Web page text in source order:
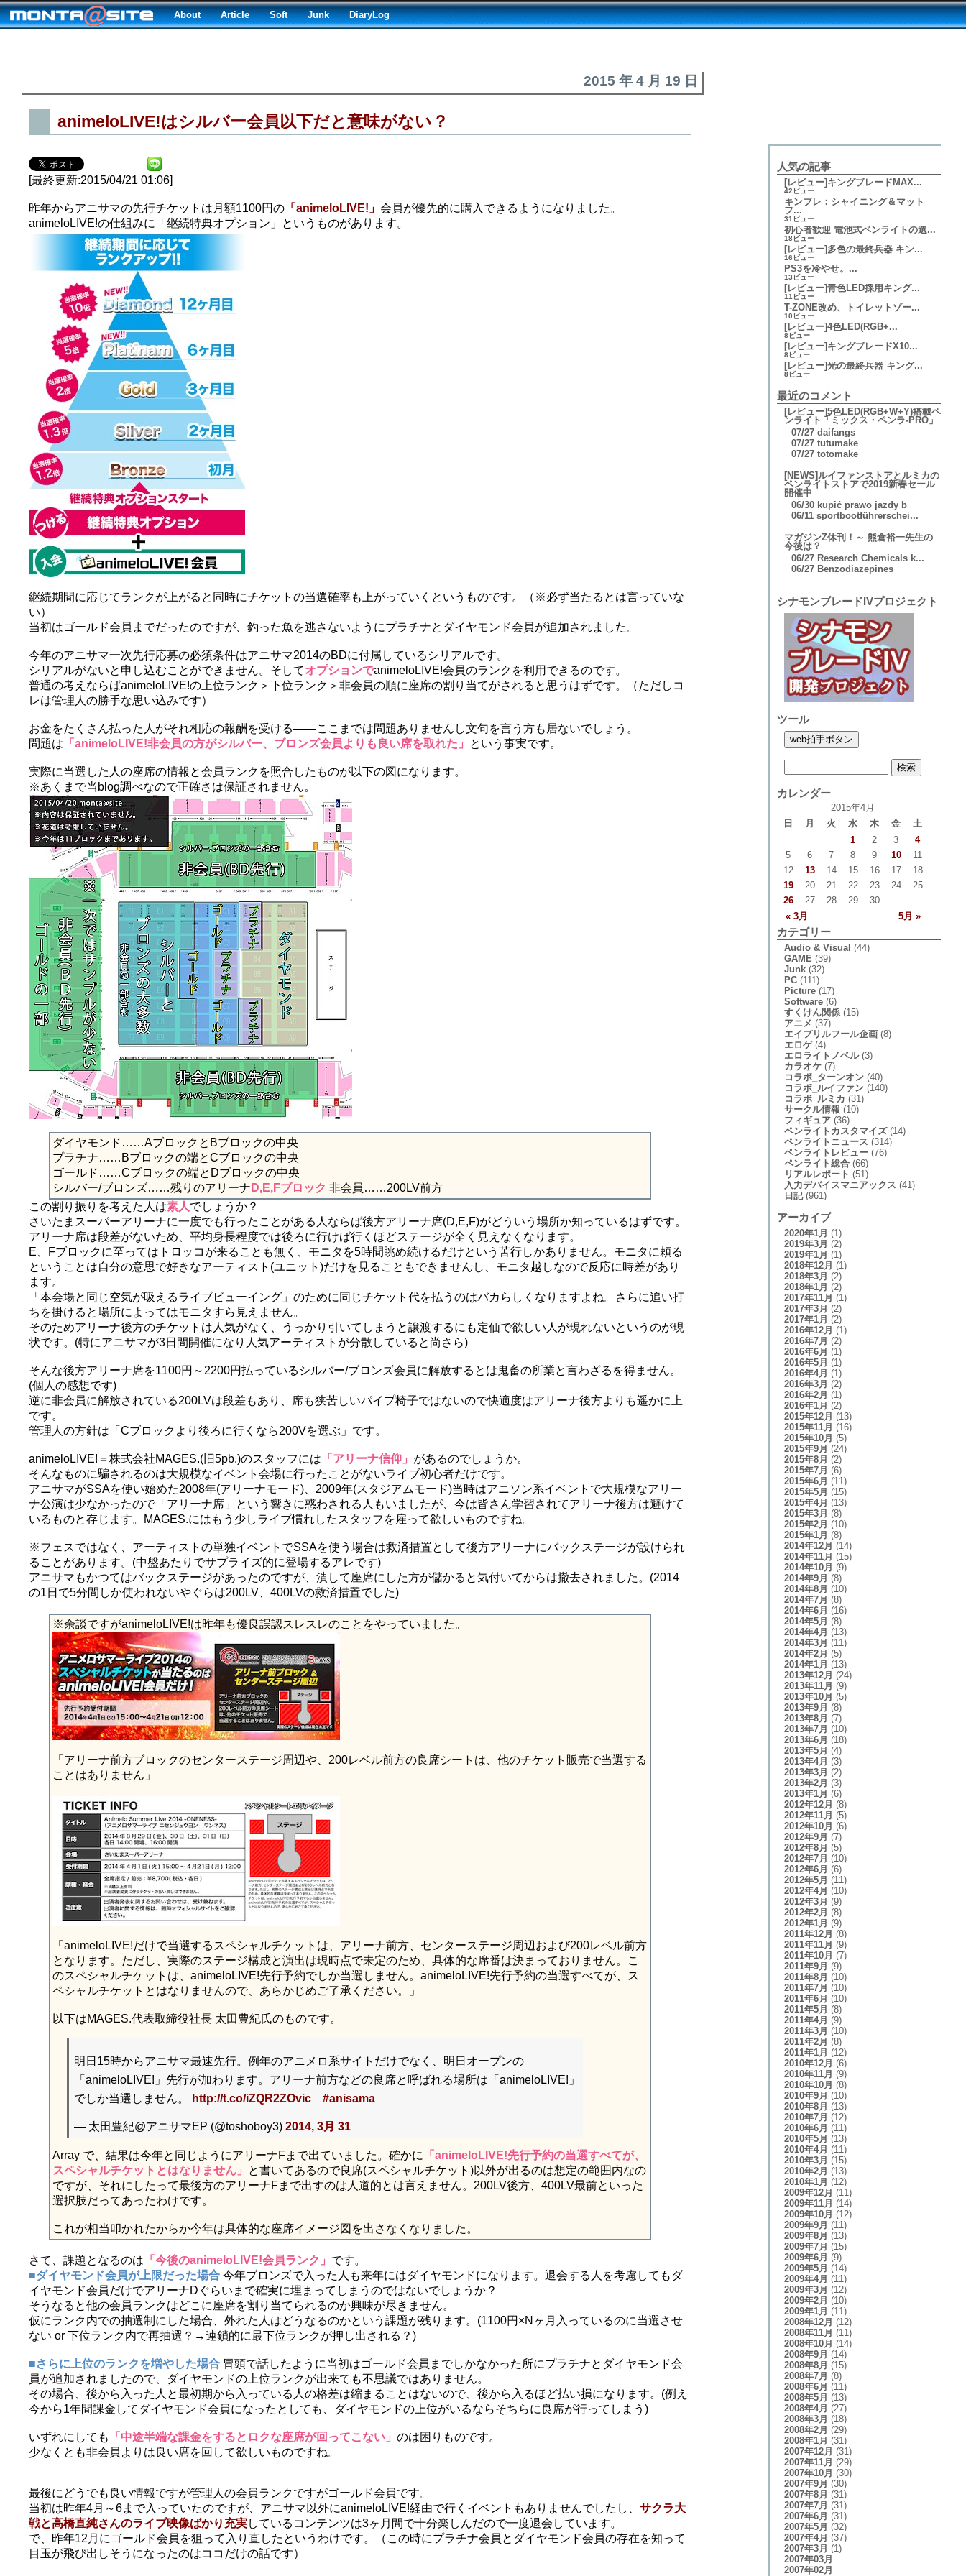
About Article Soft Junk DiaryLog
2015 年 4 月 19 日
animeloLIVE!はシルバー会員以下だと意味がない？
[最終更新:2015/04/21 01:06]
昨年からアニサマの先行チケットは月額1100円の 「animeloLIVE!」 会員が優先的に購入できるようになりました。
animeloLIVE!の仕組みに「継続特典オプション」というものがあります。
継続期間に応じてランクが上がると同時にチケットの当選確率も上がっていくというものです。（※必ず当たるとは言っていな
い）
当初はゴールド会員までだったのですが、釣った魚を逃さないようにプラチナとダイヤモンド会員が追加されました。
今年のアニサマ一次先行応募の必須条件はアニサマ2014のBDに付属しているシリアルです。
シリアルがないと申し込むことができません。そしてオプションでanimeloLIVE!会員のランクを利用できるのです。
普通の考えならばanimeloLIVE!の上位ランク＞下位ランク＞非会員の順に座席の割り当てがされると思うはずです。（ただしコ
レは管理人の勝手な思い込みです）
お金をたくさん払った人がそれ相応の報酬を受ける――ここまでは問題ありませんし文句を言う方も居ないでしょう。
問題は 「animeloLIVE!非会員の方がシルバー、ブロンズ会員よりも良い席を取れた」 という事実です。
実際に当選した人の座席の情報と会員ランクを照合したものが以下の図になります。
※あくまで当blog調べなので正確さは保証されません。
ダイヤモンド……AブロックとBブロックの中央
プラチナ……Bブロックの端とCブロックの中央
ゴールド……Cブロックの端とDブロックの中央
シルバー/ブロンズ……残りのアリーナ D,E,Fブロック 非会員……200LV前方
この割り振りを考えた人は素人でしょうか？
さいたまスーパーアリーナに一度でも行ったことがある人ならば後方アリーナ席(D,E,F)がどういう場所か知っているはずです。
アリーナ席は段差がないため、平均身長程度では後ろに行けば行くほどステージが全く見えなくなります。
E、Fブロックに至ってはトロッコが来ることも無く、モニタを5時間眺め続けるだけという苦行しかありません。モニタに頼る
ということは自分の意思で好きなアーティスト(ユニット)だけを見ることもできませんし、モニタ越しなので反応に時差があり
ます。
「本会場と同じ空気が吸えるライブビューイング」のために同じチケット代を払うのはバカらしくなりますよね。さらに追い打
ちを掛けると場所によってはモニタすら見えません。
そのためアリーナ後方のチケットは人気がなく、うっかり引いてしまうと譲渡するにも定価で欲しい人が現れないというのが現
状です。(特にアニサマが3日間開催になり人気アーティストが分散していると尚さら)
そんな後方アリーナ席を1100円～2200円払っているシルバー/ブロンズ会員に解放するとは鬼畜の所業と言わざるを得ません。
(個人の感想です)
逆に非会員に解放されている200LVは段差もあり、席も狭苦しいパイプ椅子ではないので快適度はアリーナ後方よりも遥かに上
です。
管理人の方針は「Cブロックより後ろに行くなら200Vを選ぶ」です。
animeloLIVE!＝株式会社MAGES.(旧5pb.)のスタッフには 「アリーナ信仰」 があるのでしょうか。
そんなものに騙されるのは大規模なイベント会場に行ったことがないライブ初心者だけです。
アニサマがSSAを使い始めた2008年(アリーナモード)、2009年(スタジアムモード)当時はアニソン系イベントで大規模なアリー
ナ公演は少なかったので「アリーナ席」という響きに惑わされる人もいましたが、今は皆さん学習されてアリーナ後方は避けて
いるものと存じます。MAGES.にはもう少しライブ慣れしたスタッフを雇って欲しいものですね。
※フェスではなく、アーティストの単独イベントでSSAを使う場合は救済措置として後方アリーナにバックステージが設けられ
ることがあります。(中盤あたりでサプライズ的に登場するアレです)
アニサマもかつてはバックステージがあったのですが、潰して座席にした方が儲かると気付いてからは撤去されました。(2014
の1日で5分間しか使われないやぐらは200LV、400LVの救済措置でした)
※余談ですがanimeloLIVE!は昨年も優良誤認スレスレのことをやっていました。
「アリーナ前方ブロックのセンターステージ周辺や、200レベル前方の良席シートは、他のチケット販売で当選する
ことはありません」
「animeloLIVE!だけで当選するスペシャルチケットは、アリーナ前方、センターステージ周辺および200レベル前方
となります。ただし、実際のステージ構成と演出は現時点で未定のため、具体的な席番は決まっておりません。こ
のスペシャルチケットは、animeloLIVE!先行予約でしか当選しません。animeloLIVE!先行予約の当選すべてが、ス
ペシャルチケットとはなりませんので、あらかじめご了承ください。」
以下はMAGES.代表取締役社長 太田豊紀氏のものです。
明日15時からアニサマ最速先行。例年のアニメロ系サイトだけでなく、明日オープンの
「animeloLIVE!」先行が加わります。アリーナ前方などの良席と呼ばれる場所は「animeloLIVE!」
でしか当選しません。
http://t.co/iZQR2ZOvic #anisama
— 太田豊紀@アニサマEP (@toshoboy3) 2014, 3月 31
Array で、結果は今年と同じようにアリーナFまで出ていました。確かに 「animeloLIVE!先行予約の当選すべてが、
スペシャルチケットとはなりません」
と書いてあるので良席(スペシャルチケット)以外が出るのは想定の範囲内なの
ですが、それにしたって最後方のアリーナFまで出すのは人道的とは言えません。200LV後方、400LV最前といった
選択肢だってあったわけです。
これが相当叩かれたからか今年は具体的な座席イメージ図を出さなくなりました。
さて、課題となるのは 「今後のanimeloLIVE!会員ランク」 です。
■ダイヤモンド会員が上限だった場合 今年ブロンズで入った人も来年にはダイヤモンドになります。退会する人を考慮してもダ
イヤモンド会員だけでアリーナDぐらいまで確実に埋まってしまうのではないでしょうか？
そうなると他の会員ランクはどこに座席を割り当てられるのか興味が尽きません。
仮にランク内での抽選制にした場合、外れた人はどうなるのかという課題が残ります。(1100円×Nヶ月入っているのに当選させ
ない or 下位ランク内で再抽選？→連鎖的に最下位ランクが押し出される？)
■さらに上位のランクを増やした場合 冒頭で話したように当初はゴールド会員までしかなかった所にプラチナとダイヤモンド会
員が追加されましたので、ダイヤモンドの上位ランクが出来ても不思議ではありません。
その場合、後から入った人と最初期から入っている人の格差は縮まることはないので、後から入るほど払い損になります。(例え
今から1年間課金してダイヤモンド会員になったとしても、ダイヤモンドの上位がいるならそちらに良席が行ってしまう)
いずれにしても 「中途半端な課金をするとロクな座席が回ってこない」 のは困りものです。
少なくとも非会員よりは良い席を回して欲しいものですね。
最後にどうでも良い情報ですが管理人の会員ランクですがゴールド会員です。
当初は昨年4月～6まで入っていたのですが、アニサマ以外にanimeloLIVE!経由で行くイベントもありませんでしたし、 サクラ大
戦と高橋直純さんのライブ映像ばかり充実しているコンテンツは3ヶ月間で十分楽しんだので一度退会しています。
で、昨年12月にゴールド会員を狙って入り直したというわけです。（この時にプラチナ会員とダイヤモンド会員の存在を知って
目玉が飛び出しそうになったのはココだけの話です）
人気の記事
[レビュー]キングブレードMAX...
42ビュー
キンブレ：シャイニング＆マット
フ...
31ビュー
初心者歓迎 電池式ペンライトの選...
18ビュー
[レビュー]多色の最終兵器 キン...
16ビュー
PS3を冷やせ。...
13ビュー
[レビュー]青色LED採用キング...
11ビュー
T-ZONE改め、トイレットゾー...
10ビュー
[レビュー]4色LED(RGB+...
8ビュー
[レビュー]キングブレードX10...
8ビュー
[レビュー]光の最終兵器 キング...
8ビュー
最近のコメント
[レビュー]5色LED(RGB+W+Y)搭載ペ
ンライト「ミックス・ペンラ-PRO」
07/27 daifangs
07/27 tutumake
07/27 totomake
[NEWS]ルイファンストアとルミカの
ペンライトストアで2019新春セール
開催中
06/30 kupić prawo jazdy b
06/11 sportbootführerschei...
マガジンZ休刊！～ 熊倉裕一先生の
今後は？
06/27 Research Chemicals k...
06/27 Benzodiazepines
シナモンブレードIVプロジェクト
ツール
カレンダー
2015年4月
日
月 火 水 木 金 土
« 3月 5月 »
1 2 3
4
5
6 7 8 9 10
11
12
13 14 15 16 17
18
19
20 21 22 23 24
25
26
27 28 29 30
カテゴリー
Audio & Visual (44)
GAME (39)
Junk(32)
PC(111)
Picture(17)
Software(6)
すくけん関係(15)
アニメ (37)
エイプリルフール企画(8)
エロゲ(4)
エロライトノベル(3)
カラオケ(7)
コラボ_ターンオン(40)
コラボ_ルイファン(140)
コラボ_ルミカ (31)
サークル情報 (10)
フィギュア(36)
ペンライトカスタマイズ(14)
ペンライトニュース (314)
ペンライトレビュー(76)
ペンライト総合(66)
リアルレポート (51)
入力デバイスマニアックス (41)
日記(961)
アーカイブ
2020年1月 (1)
2019年3月 (2)
2019年1月 (1)
2018年12月 (1)
2018年3月 (2)
2018年1月 (2)
2017年11月 (1)
2017年3月 (2)
2017年1月 (2)
2016年12月 (1)
2016年7月 (2)
2016年6月 (1)
2016年5月 (1)
2016年4月 (1)
2016年3月 (2)
2016年2月 (1)
2016年1月 (2)
2015年12月 (13)
2015年11月 (16)
2015年10月 (5)
2015年9月 (24)
2015年8月 (2)
2015年7月 (6)
2015年6月 (11)
2015年5月 (15)
2015年4月 (13)
2015年3月 (8)
2015年2月 (10)
2015年1月 (8)
2014年12月 (14)
2014年11月 (15)
2014年10月 (9)
2014年9月 (8)
2014年8月 (10)
2014年7月 (8)
2014年6月 (16)
2014年5月 (8)
2014年4月 (13)
2014年3月 (11)
2014年2月 (5)
2014年1月 (13)
2013年12月 (24)
2013年11月 (9)
2013年10月 (5)
2013年9月 (8)
2013年8月 (7)
2013年7月 (10)
2013年6月 (18)
2013年5月 (4)
2013年4月 (3)
2013年3月 (2)
2013年2月 (3)
2013年1月 (6)
2012年12月 (8)
2012年11月 (5)
2012年10月 (6)
2012年9月 (7)
2012年8月 (5)
2012年7月 (10)
2012年6月 (6)
2012年5月 (11)
2012年4月 (10)
2012年3月 (9)
2012年2月 (8)
2012年1月 (9)
2011年12月 (8)
2011年11月 (9)
2011年10月 (7)
2011年9月 (9)
2011年8月 (10)
2011年7月 (10)
2011年6月 (10)
2011年5月 (8)
2011年4月 (9)
2011年3月 (10)
2011年2月 (8)
2011年1月 (12)
2010年12月 (6)
2010年11月 (9)
2010年10月 (8)
2010年9月 (10)
2010年8月 (13)
2010年7月 (12)
2010年6月 (11)
2010年5月 (13)
2010年4月 (11)
2010年3月 (15)
2010年2月 (13)
2010年1月 (12)
2009年12月 (11)
2009年11月 (14)
2009年10月 (12)
2009年9月 (11)
2009年8月 (13)
2009年7月 (15)
2009年6月 (9)
2009年5月 (14)
2009年4月 (11)
2009年3月 (12)
2009年2月 (10)
2009年1月 (11)
2008年12月 (12)
2008年11月 (11)
2008年10月 (14)
2008年9月 (14)
2008年8月 (15)
2008年7月 (8)
2008年6月 (11)
2008年5月 (13)
2008年4月 (27)
2008年3月 (18)
2008年2月 (29)
2008年1月 (31)
2007年12月 (31)
2007年11月 (29)
2007年10月 (30)
2007年9月 (30)
2007年8月 (31)
2007年7月 (31)
2007年6月 (31)
2007年5月 (32)
2007年4月 (37)
2007年3月 (1)
2007年03月
2007年02月